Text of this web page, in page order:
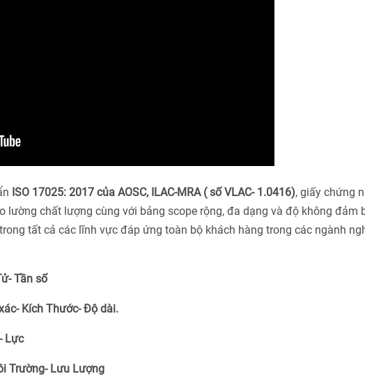
ISO 17025: 2017 của AOSC, ILAC-MRA ( số VLAC- 1.0416), giấy chứng
lường chất lượng cùng với bảng scope rộng, đa dạng và độ không đảm
tất cả các lĩnh vực đáp ứng toàn bộ khách hàng trong các ngành
Tần số
Kích Thước- Độ dài.
Lực
Trường- Lưu Lượng